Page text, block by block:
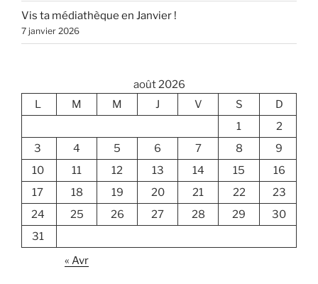
Vis ta médiathèque en Janvier !
7 janvier 2026
août 2026
L
M M J V S
D
1
2
3
4 5 6 7 8
9
10
11 12 13 14 15
16
17
18 19 20 21 22
23
24
25 26 27 28 29
30
31
« Avr